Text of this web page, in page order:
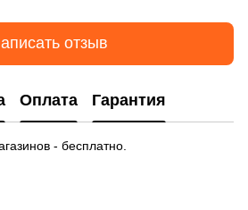
отзыв
Оплата Гарантия
- бесплатно.